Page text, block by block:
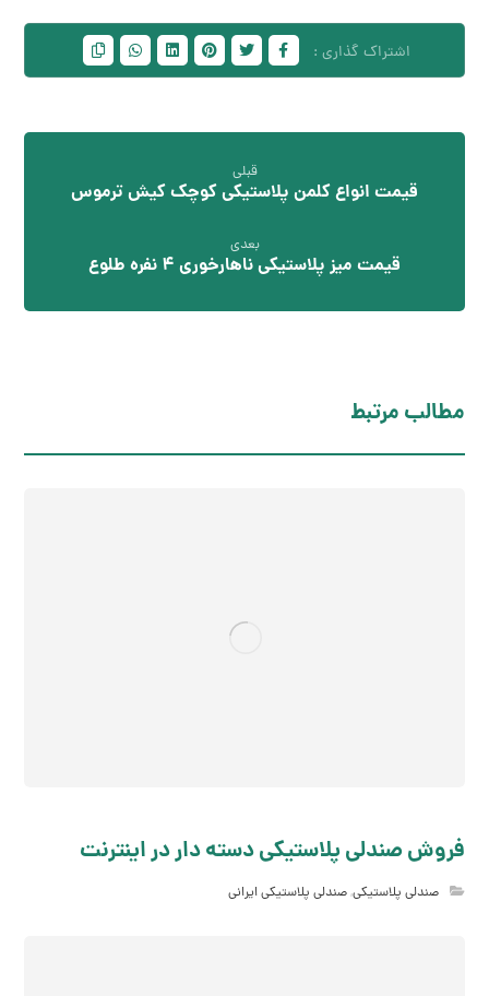
قبلی
قیمت انواع کلمن پلاستیکی کوچک کیش ترموس
بعدی
قیمت میز پلاستیکی ناهارخوری 4 نفره طلوع
مطالب مرتبط
فروش صندلی پلاستیکی دسته دار در اینترنت
صندلی پلاستیکی,صندلی پلاستیکی ایرانی